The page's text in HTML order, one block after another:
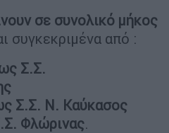
σε συνολικό μήκος
συγκεκριμένα από :
Σ.Σ.
Σ.Σ. Ν. Καύκασος
Φλώρινας.